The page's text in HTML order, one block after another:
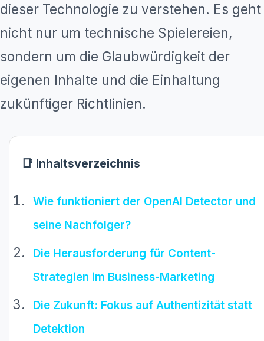
dieser Technologie zu verstehen. Es geht
nicht nur um technische Spielereien,
sondern um die Glaubwürdigkeit der
eigenen Inhalte und die Einhaltung
zukünftiger Richtlinien.
📑 Inhaltsverzeichnis
Wie funktioniert der OpenAI Detector und
seine Nachfolger?
Die Herausforderung für Content-
Strategien im Business-Marketing
Die Zukunft: Fokus auf Authentizität statt
Detektion